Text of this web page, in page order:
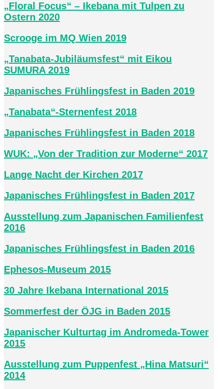
„Floral Focus“ – Ikebana mit Tulpen zu
Ostern 2020
Scrooge im MQ Wien 2019
„Tanabata-Jubiläumsfest“ mit Eikou
SUMURA 2019
Japanisches Frühlingsfest in Baden 2019
„Tanabata“-Sternenfest 2018
Japanisches Frühlingsfest in Baden 2018
WUK: „Von der Tradition zur Moderne“ 2017
Lange Nacht der Kirchen 2017
Japanisches Frühlingsfest in Baden 2017
Ausstellung zum Japanischen Familienfest
2016
Japanisches Frühlingsfest in Baden 2016
Ephesos-Museum 2015
30 Jahre Ikebana International 2015
Sommerfest der ÖJG in Baden 2015
Japanischer Kulturtag im Andromeda-Tower
2015
Ausstellung zum Puppenfest „Hina Matsuri“
2014